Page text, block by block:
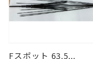
Fスポット 63.5...